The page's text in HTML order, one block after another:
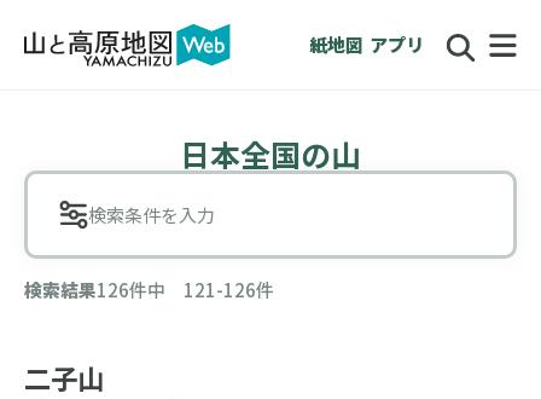
紙地図 アプリ
日本全国の山
検索条件を入力
検索結果126件中 121-126件
二子山